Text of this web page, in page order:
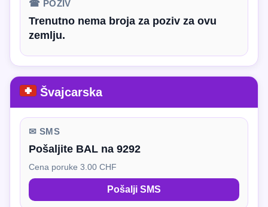
☎ POZIV
Trenutno nema broja za poziv za ovu
zemlju.
Švajcarska
✉ SMS
Pošaljite BAL na 9292
Cena poruke 3.00 CHF
Pošalji SMS